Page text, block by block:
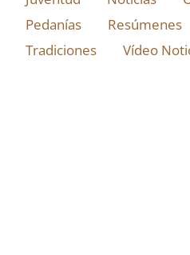
Pedanías
Resúmenes
Tradiciones
Vídeo